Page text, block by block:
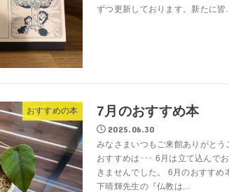
ずつ更新しております。新たに皆...
おすすめの本 7月のおすすめ本
2025.06.30
みなさまいつもご来館ありがと
おすすめは･･･ 6月は立て込んで
きませんでした。 6月のおすす
下晴輝先生の『仏教は...